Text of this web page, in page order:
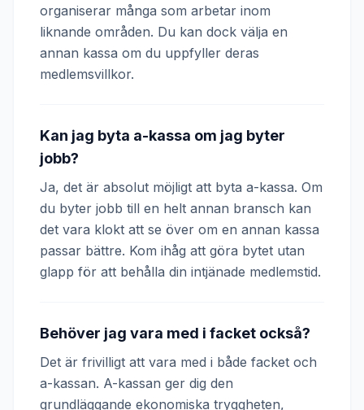
organiserar många som arbetar inom
liknande områden. Du kan dock välja en
annan kassa om du uppfyller deras
medlemsvillkor.
Kan jag byta a-kassa om jag byter
jobb?
Ja, det är absolut möjligt att byta a-kassa. Om
du byter jobb till en helt annan bransch kan
det vara klokt att se över om en annan kassa
passar bättre. Kom ihåg att göra bytet utan
glapp för att behålla din intjänade medlemstid.
Behöver jag vara med i facket också?
Det är frivilligt att vara med i både facket och
a-kassan. A-kassan ger dig den
grundläggande ekonomiska tryggheten,